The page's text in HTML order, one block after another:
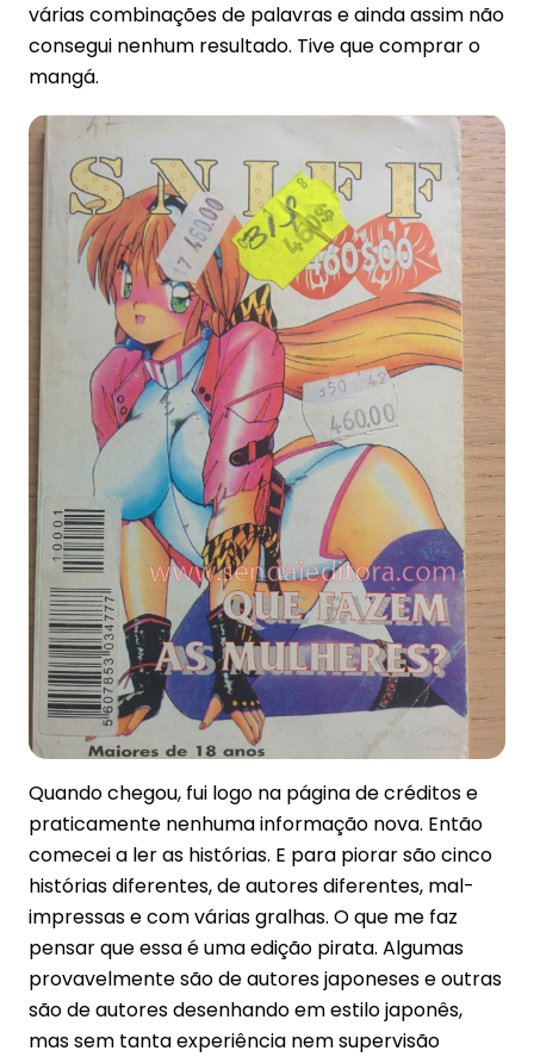
várias combinações de palavras e ainda assim não
consegui nenhum resultado. Tive que comprar o
mangá.
Quando chegou, fui logo na página de créditos e
praticamente nenhuma informação nova. Então
comecei a ler as histórias. E para piorar são cinco
histórias diferentes, de autores diferentes, mal-
impressas e com várias gralhas. O que me faz
pensar que essa é uma edição pirata. Algumas
provavelmente são de autores japoneses e outras
são de autores desenhando em estilo japonês,
mas sem tanta experiência nem supervisão